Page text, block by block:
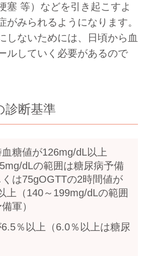
塞 等）などを引き起こすよ
がみられるようになります。
しないためには、日頃から血
ルしていく必要があるので
診断基準
糖値が126mg/dL以上
dLの範囲は糖尿病予備
は75gOGTTの2時間値が
上（140～199mg/dLの範囲
軍）
％以上（6.0％以上は糖尿